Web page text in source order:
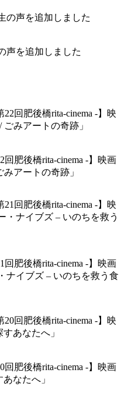
声を追加しました
回肥後橋rita-cinema -】映画
みアートの奇跡」
回肥後橋rita-cinema -】映画
ナイブズ – いのちを救う食
回肥後橋rita-cinema -】映画
なたへ」